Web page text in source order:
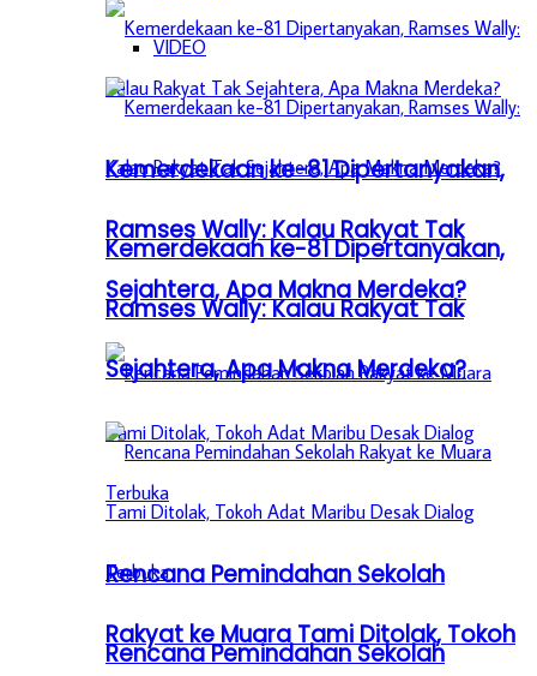
Kemerdekaan ke-81 Dipertanyakan,
Ramses Wally: Kalau Rakyat Tak
Sejahtera, Apa Makna Merdeka?
Rencana Pemindahan Sekolah
Rakyat ke Muara Tami Ditolak, Tokoh
VIDEO
Kemerdekaan ke-81 Dipertanyakan,
Ramses Wally: Kalau Rakyat Tak
Sejahtera, Apa Makna Merdeka?
Rencana Pemindahan Sekolah